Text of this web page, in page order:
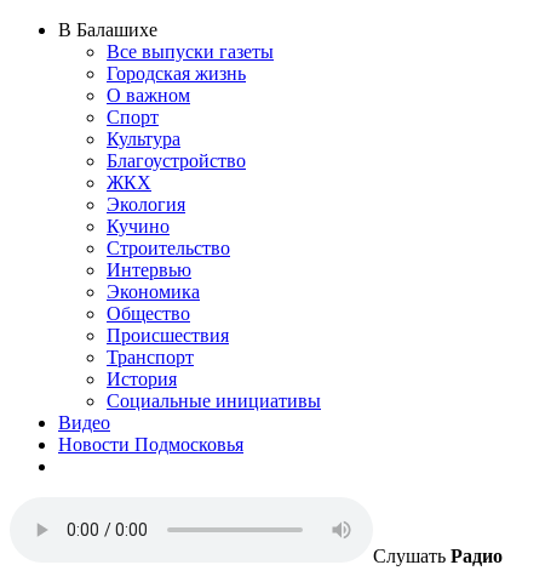
В Балашихе
Все выпуски газеты
Городская жизнь
О важном
Спорт
Культура
Благоустройство
ЖКХ
Экология
Кучино
Строительство
Интервью
Экономика
Общество
Происшествия
Транспорт
История
Социальные инициативы
Видео
Новости Подмосковья
Слушать Радио